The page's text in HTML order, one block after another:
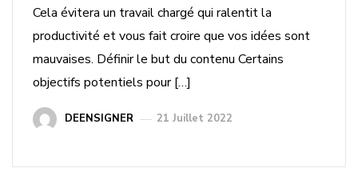
Cela évitera un travail chargé qui ralentit la
productivité et vous fait croire que vos idées sont
mauvaises. Définir le but du contenu Certains
objectifs potentiels pour […]
DEENSIGNER 21 Juillet 2022